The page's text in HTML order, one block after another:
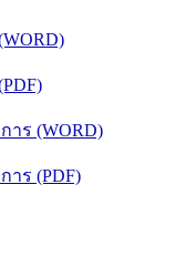
าร (WORD)
าร (PDF)